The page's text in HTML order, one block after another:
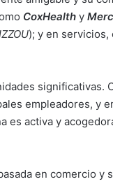
CoxHealth y
); y en servicios,
significativas.
empleadores, y
es activa y
en comercio y